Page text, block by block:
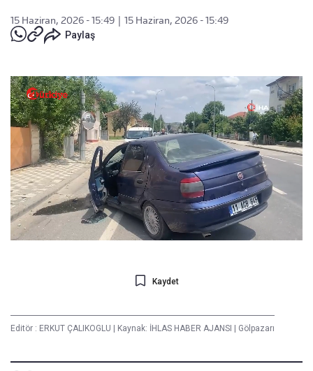
15 Haziran, 2026 - 15:49
15 Haziran, 2026 - 15:49
Paylaş
Kaydet
Editör : ERKUT ÇALIKOGLU Kaynak: İHLAS HABER AJANSI Gölpazarı